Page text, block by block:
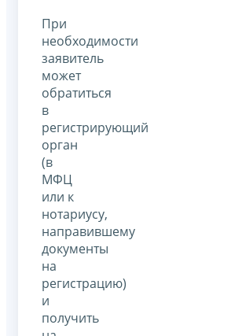
При
необходимости
заявитель
может
обратиться
в
регистрирующий
орган
(в
МФЦ
или к
нотариусу,
направившему
документы
на
регистрацию)
и
получить